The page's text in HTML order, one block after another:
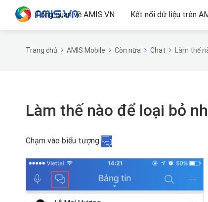
Tổng quan về AMIS.VN Kết nối dữ liệu trên
Trang chủ AMIS Mobile Còn nữa Chat Làm thế
Làm thế nào để loại bỏ
Chạm vào biểu tượng